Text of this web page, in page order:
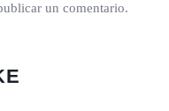
un comentario.